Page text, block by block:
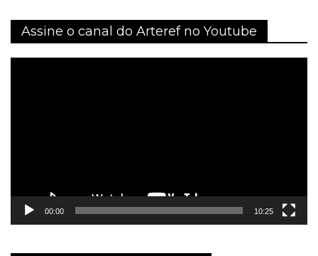
Assine o canal do Arteref no Youtube
00:00 10:25